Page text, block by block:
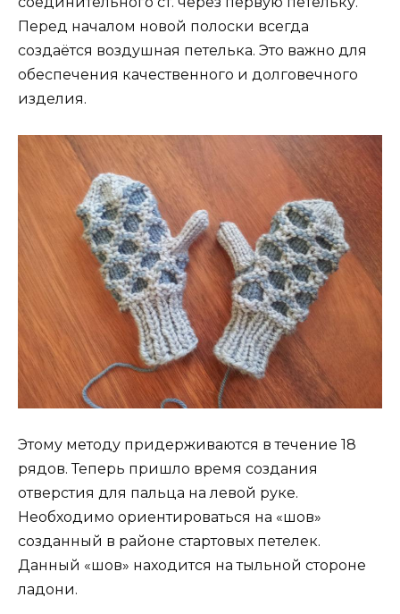
Перед началом новой полоски всегда
создаётся воздушная петелька. Это важно для
обеспечения качественного и долговечного
изделия.
Этому методу придерживаются в течение 18
рядов. Теперь пришло время создания
отверстия для пальца на левой руке.
Необходимо ориентироваться на «шов»
созданный в районе стартовых петелек.
Данный «шов» находится на тыльной стороне
ладони.